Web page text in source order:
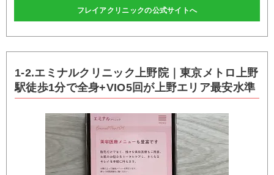
フレイアクリニックの公式サイトへ
1-2.エミナルクリニック上野院｜東京メトロ上野
駅徒歩1分で全身+VIO5回が上野エリア最安水準